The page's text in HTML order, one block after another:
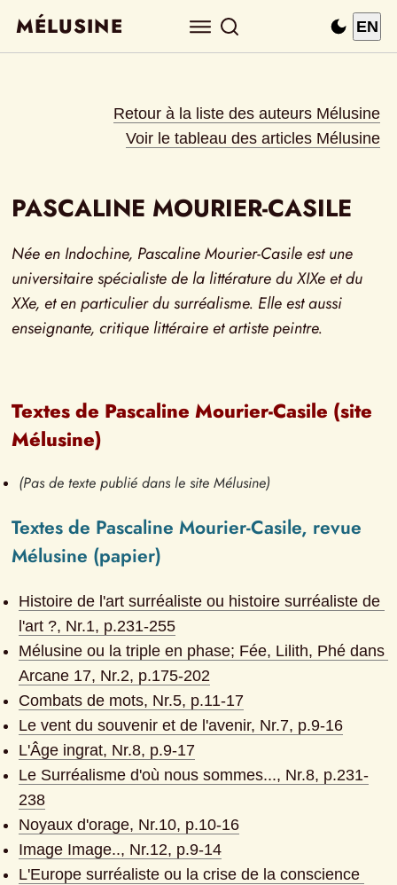
MÉLUSINE EN
Retour à la liste des auteurs Mélusine
Voir le tableau des articles Mélusine
PASCALINE MOURIER-CASILE
Née en Indochine, Pascaline Mourier-Casile est une
universitaire spécialiste de la littérature du XIXe et du
XXe, et en particulier du surréalisme. Elle est aussi
enseignante, critique littéraire et artiste peintre.
Textes de Pascaline Mourier-Casile (site
Mélusine)
(Pas de texte publié dans le site Mélusine)
Textes de Pascaline Mourier-Casile, revue
Mélusine (papier)
Histoire de l'art surréaliste ou histoire surréaliste de
l'art ?, Nr.1, p.231-255
Mélusine ou la triple en phase; Fée, Lilith, Phé dans
Arcane 17, Nr.2, p.175-202
Combats de mots, Nr.5, p.11-17
Le vent du souvenir et de l'avenir, Nr.7, p.9-16
L'Âge ingrat, Nr.8, p.9-17
Le Surréalisme d'où nous sommes..., Nr.8, p.231-
238
Noyaux d'orage, Nr.10, p.10-16
Image Image.., Nr.12, p.9-14
L'Europe surréaliste ou la crise de la conscience